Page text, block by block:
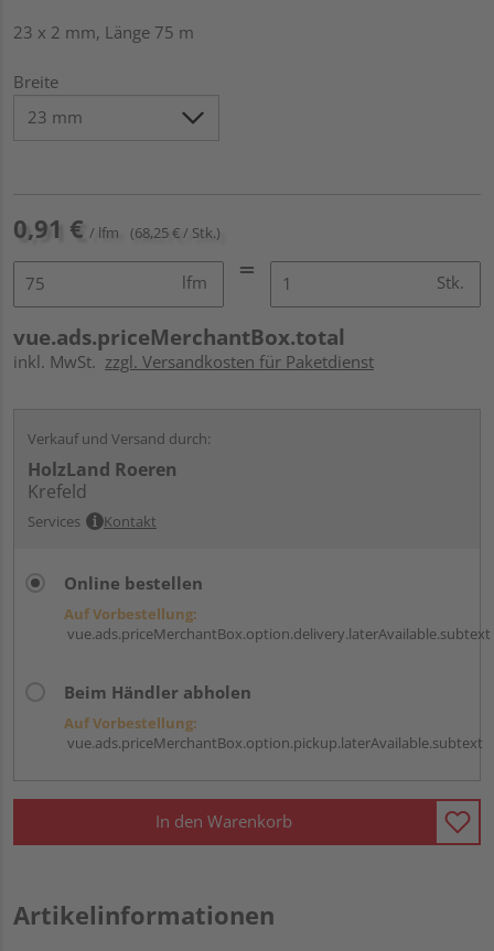
23 x 2 mm, Länge 75 m
Breite
0,91 € / lfm (68,25 € / Stk.)
lfm Stk.
vue.ads.priceMerchantBox.total
inkl. MwSt. zzgl. Versandkosten für Paketdienst
Verkauf und Versand durch:
HolzLand Roeren
Krefeld
Services Kontakt
Online bestellen
Auf Vorbestellung:
vue.ads.priceMerchantBox.option.delivery.laterAvailable.subtext
Beim Händler abholen
Auf Vorbestellung:
vue.ads.priceMerchantBox.option.pickup.laterAvailable.subtext
In den Warenkorb
Artikelinformationen